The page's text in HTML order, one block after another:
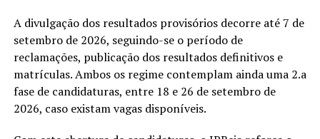
A divulgação dos resultados provisórios decorre até 7 de
setembro de 2026, seguindo-se o período de
reclamações, publicação dos resultados definitivos e
matrículas. Ambos os regime contemplam ainda uma 2.a
fase de candidaturas, entre 18 e 26 de setembro de
2026, caso existam vagas disponíveis.